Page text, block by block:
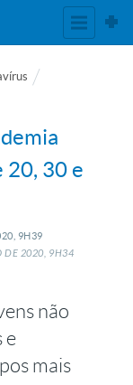
20, 30 e
9H39
DE 2020, 9H34
não
e
mais